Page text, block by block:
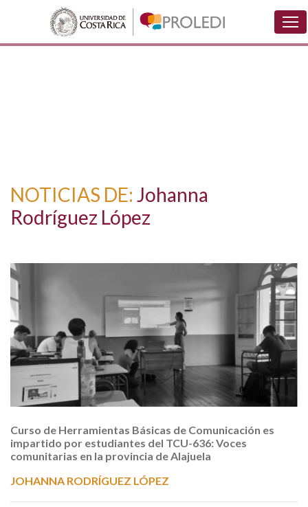
NOTICIAS DE: Johanna
Rodríguez López
Curso de Herramientas Básicas de Comunicación es
impartido por estudiantes del TCU-636: Voces
comunitarias en la provincia de Alajuela
JOHANNA RODRÍGUEZ LÓPEZ